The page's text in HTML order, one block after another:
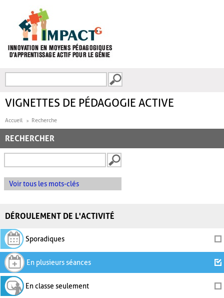
FORMULAIRE DE
VIGNETTES DE PÉDAGOGIE ACTIVE
Accueil Recherche
RECHERCHER
Voir tous les mots-clés
DÉROULEMENT DE L'ACTIVITÉ
Sporadiques
En plusieurs séances
En classe seulement